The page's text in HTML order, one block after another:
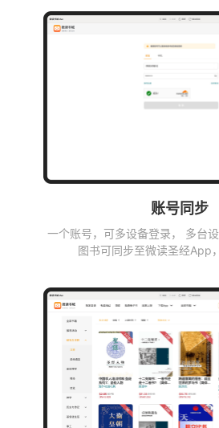
账号同步
一个账号，可多设备登录， 多台
图书可同步至微读圣经App